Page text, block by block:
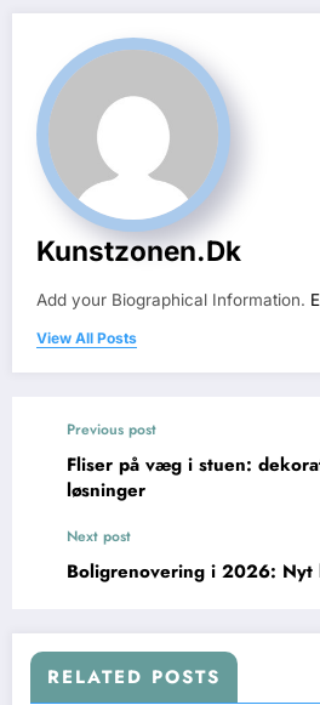
Kunstzonen.dk
Add your Biographical Information.
View All Posts
Previous post
Fliser på væg i stuen:
løsninger
Next post
Boligrenovering i 2026: Nyt
RELATED POSTS